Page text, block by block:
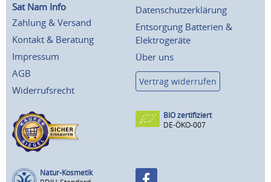
Sat Nam Info
Zahlung & Versand
Kontakt & Beratung
Impressum
AGB
Widerrufsrecht
Datenschutzerklärung
Entsorgung Batterien &
Elektrogeräte
Über uns
Vertrag widerrufen
BIO zertifiziert
DE-ÖKO-007
Natur-Kosmetik